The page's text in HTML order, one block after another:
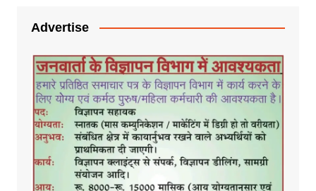
Advertise